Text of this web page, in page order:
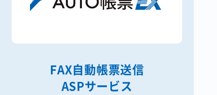
FAX自動帳票送信
ASPサービス